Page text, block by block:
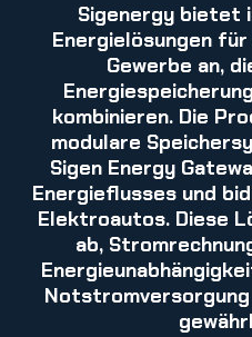
Sigenergy bietet
Energielösungen
Gewerbe an,
kombinieren. Die
modulare
Sigen Energy
Energieflusses und
Elektroautos. Diese
ab,